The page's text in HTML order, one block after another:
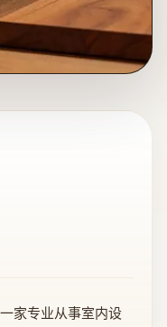
家专业从事室内设